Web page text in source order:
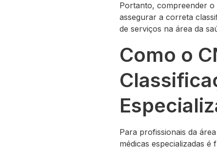
Portanto, compreender o
assegurar a correta
de serviços na área da
Como o
Para profissionais da
médicas especializadas